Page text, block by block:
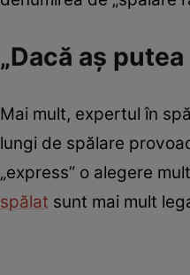
„Dacă aș
Mai mult, expertul în
lungi de spălare
„express” o alegere
spălat sunt mai mult